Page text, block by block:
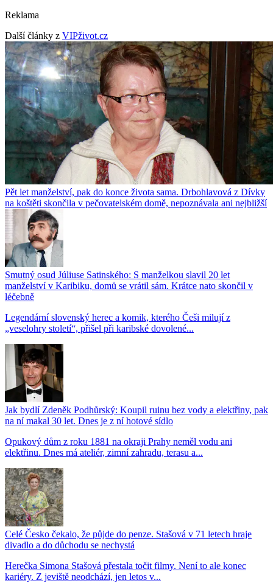
Reklama
Další články z VIPživot.cz
Pět let manželství, pak do konce života sama. Drbohlavová z Dívky
na koštěti skončila v pečovatelském domě, nepoznávala ani nejbližší
Smutný osud Júliuse Satinského: S manželkou slavil 20 let
manželství v Karibiku, domů se vrátil sám. Krátce nato skončil v
léčebně
Legendární slovenský herec a komik, kterého Češi milují z
„veselohry století“, přišel při karibské dovolené...
Jak bydlí Zdeněk Podhůrský: Koupil ruinu bez vody a elektřiny, pak
na ní makal 30 let. Dnes je z ní hotové sídlo
Opukový dům z roku 1881 na okraji Prahy neměl vodu ani
elektřinu. Dnes má ateliér, zimní zahradu, terasu a...
Celé Česko čekalo, že půjde do penze. Stašová v 71 letech hraje
divadlo a do důchodu se nechystá
Herečka Simona Stašová přestala točit filmy. Není to ale konec
kariéry. Z jeviště neodchází, jen letos v...